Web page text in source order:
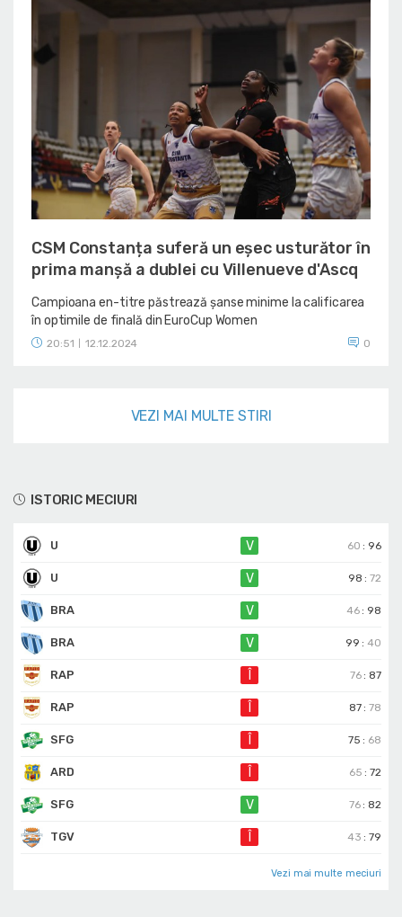
ISTORIC MECIURI
U V 60 : 96
U V 98 :72
BRA V 46 : 98
BRA V 99 :40
RAP 76 : 87
RAP 87 :78
SFG 75 : 68
ARD 65 :72
SFG V 76 : 82
TGV 43 :79
Vezi mai multe meciuri
CSM Constanța suferă un eșec usturător în
prima manșă a dublei cu Villenueve d'Ascq
Campioana en-titre păstrează șanse minime la calificarea
în optimile de finală din EuroCup Women
20:51 12.12.2024 0
VEZI MAI MULTE STIRI